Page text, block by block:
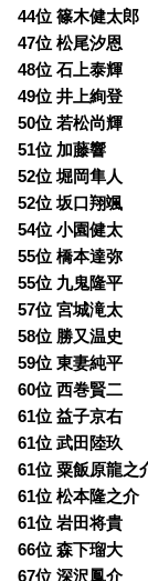
44位 篠木健太
47位 松尾汐恩
48位 石上泰輝
49位 井上絢登
50位 若松尚輝
51位 加藤響
52位 堀岡隼人
52位 坂口翔颯
54位 小園健太
55位 橋本達弥
55位 九鬼隆平
57位 宮城滝太
58位 勝又温史
59位 東妻純平
60位 西巻賢二
61位 益子京右
61位 武田陸玖
61位 粟飯原龍之
61位 松本隆之
61位 岩田将貴
66位 森下瑠大
67位 深沢鳳介